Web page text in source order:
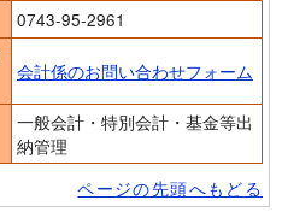
0743-95-2961
会計係のお問い合わせフォーム
一般会計・特別会計・基金等出
納管理
ページの先頭へもどる